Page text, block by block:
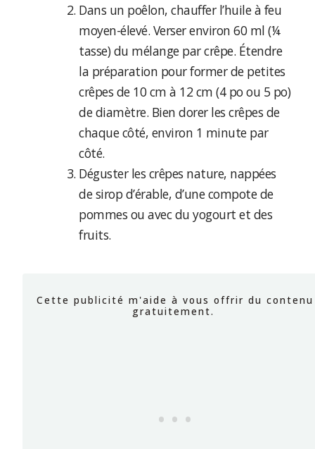
Dans un poêlon, chauffer l’huile à feu
moyen-élevé. Verser environ 60 ml (¼
tasse) du mélange par crêpe. Étendre
la préparation pour former de petites
crêpes de 10 cm à 12 cm (4 po ou 5 po)
de diamètre. Bien dorer les crêpes de
chaque côté, environ 1 minute par
côté.
Déguster les crêpes nature, nappées
de sirop d’érable, d’une compote de
pommes ou avec du yogourt et des
fruits.